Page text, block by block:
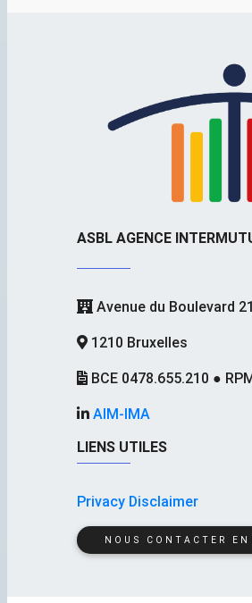
ASBL AGENCE
Avenue du Boulevard
1210 Bruxelles
BCE 0478.655.210 ●
AIM-IMA
LIENS UTILES
Privacy Disclaimer
NOUS CONTACTER